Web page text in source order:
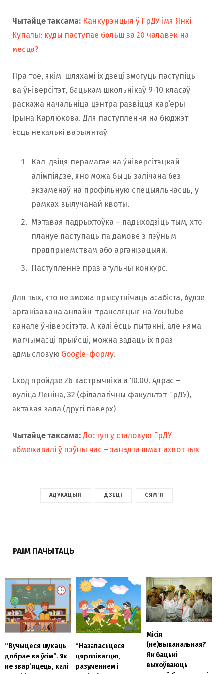
Чытайце таксама: Канкурэнцыя ў ГрДУ імя Янкі
Купалы: куды паступае больш за 20 чалавек на
месца?
Пра тое, якімі шляхамі іх дзеці змогуць паступіць
ва ўніверсітэт, бацькам школьнікаў 9-10 класаў
раскажа начальніца цэнтра развіцця кар’еры
Ірына Карлюкова. Для паступлення на бюджэт
ёсць некалькі варыянтаў:
Калі дзіця перамагае на ўніверсітэцкай
алімпіядзе, яно можа быць залічана без
экзаменаў на профільную спецыяльнасць, у
рамках вылучанай квоты.
Мэтавая падрыхтоўка – падыходзіць тым, хто
плануе паступаць па дамове з пэўным
прадпрыемствам або арганізацыяй.
Паступленне праз агульны конкурс.
Для тых, хто не зможа прысутнічаць асабіста, будзе
арганізавана анлайн-трансляцыя на YouTube-
канале ўніверсітэта. А калі ёсць пытанні, але няма
магчымасці прыйсці, можна задаць іх праз
адмысловую Google-форму.
Сход пройдзе 26 кастрычніка а 10.00. Адрас –
вуліца Леніна, 32 (філалагічны факультэт ГрДУ),
актавая зала (другі паверх).
Чытайце таксама: Доступ у сталовую ГрДУ
абмежавалі ў пэўны час – занадта шмат ахвотных
АДУКАЦЫЯ ДЗЕЦІ СЯМ'Я
РАІМ ПАЧЫТАЦЬ
“Вучыцеся шукаць
добрае ва ўсім”. Як
не звар’яцець, калі
“Назапасьцеся
цярплівасцю,
разуменнем і
Місія
(не)выканальная?
Як бацькі
выхоўваюць